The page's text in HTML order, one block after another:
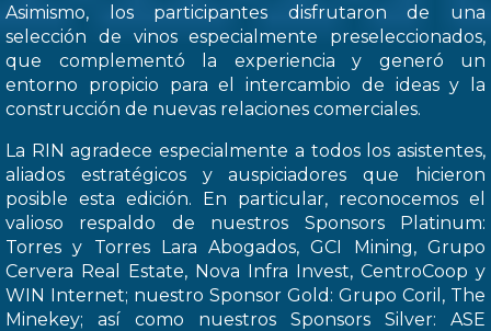
Asimismo, los participantes disfrutaron de una
selección de vinos especialmente preseleccionados,
que complementó la experiencia y generó un
entorno propicio para el intercambio de ideas y la
construcción de nuevas relaciones comerciales.
La RIN agradece especialmente a todos los asistentes,
aliados estratégicos y auspiciadores que hicieron
posible esta edición. En particular, reconocemos el
valioso respaldo de nuestros Sponsors Platinum:
Torres y Torres Lara Abogados, GCI Mining, Grupo
Cervera Real Estate, Nova Infra Invest, CentroCoop y
WIN Internet; nuestro Sponsor Gold: Grupo Coril, The
Minekey; así como nuestros Sponsors Silver: ASE